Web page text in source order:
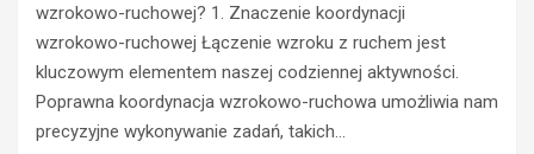
wzrokowo-ruchowej? 1. Znaczenie koordynacji
wzrokowo-ruchowej Łączenie wzroku z ruchem jest
kluczowym elementem naszej codziennej aktywności.
Poprawna koordynacja wzrokowo-ruchowa umożliwia nam
precyzyjne wykonywanie zadań, takich…